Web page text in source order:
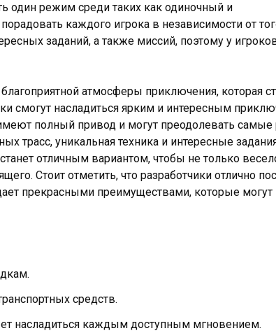
один режим среди таких как одиночный и
каждого игрока в независимости от
заданий, а также миссий, поэтому у
атмосферы приключения, которая
смогут насладиться ярким и интересным
полный привод и могут преодолевать
трасс, уникальная техника и интересные
отличным вариантом, чтобы не только
Стоит отметить, что разработчики отлично
прекрасными преимуществами, которые могут
средств.
насладиться каждым доступным мгновением.